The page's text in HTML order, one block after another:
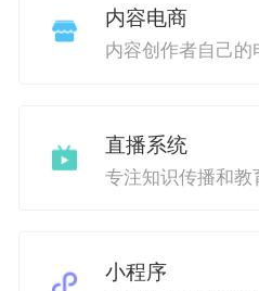
内容电商
内容创作者自己的
直播系统
专注知识传播和教
小程序